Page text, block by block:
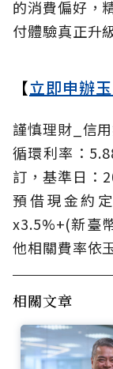
的消費偏好，
付體驗真正升
【立即申辦
謹慎理財_信
循環利率：
訂，基準日：
預借現金約
x3.5%+(新臺
他相關費率依
相關文章